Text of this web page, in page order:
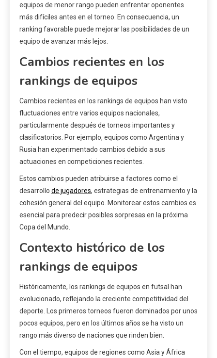
equipos de menor rango pueden enfrentar oponentes
más difíciles antes en el torneo. En consecuencia, un
ranking favorable puede mejorar las posibilidades de un
equipo de avanzar más lejos.
Cambios recientes en los
rankings de equipos
Cambios recientes en los rankings de equipos han visto
fluctuaciones entre varios equipos nacionales,
particularmente después de torneos importantes y
clasificatorios. Por ejemplo, equipos como Argentina y
Rusia han experimentado cambios debido a sus
actuaciones en competiciones recientes.
Estos cambios pueden atribuirse a factores como el
desarrollo de jugadores, estrategias de entrenamiento y la
cohesión general del equipo. Monitorear estos cambios es
esencial para predecir posibles sorpresas en la próxima
Copa del Mundo.
Contexto histórico de los
rankings de equipos
Históricamente, los rankings de equipos en futsal han
evolucionado, reflejando la creciente competitividad del
deporte. Los primeros torneos fueron dominados por unos
pocos equipos, pero en los últimos años se ha visto un
rango más diverso de naciones que rinden bien.
Con el tiempo, equipos de regiones como Asia y África